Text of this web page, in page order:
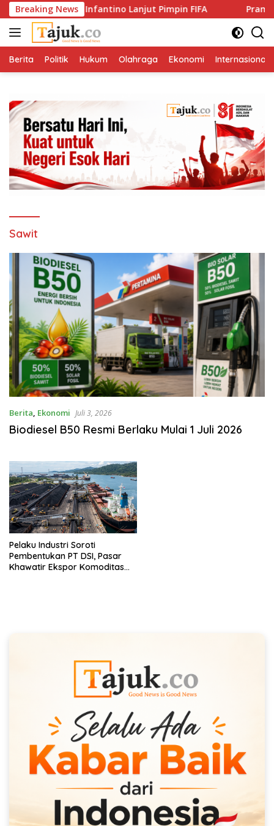
Langsung
ke
konten
Breaking News
Gianni Infantino Lanjut Pimpin FIFA Pramono
Berita Politik Hukum Olahraga Ekonomi Internasional
Sawit
Berita, Ekonomi Juli 3, 2026
Biodiesel B50 Resmi Berlaku Mulai 1 Juli 2026
Pelaku Industri Soroti
Pembentukan PT DSI, Pasar
Khawatir Ekspor Komoditas